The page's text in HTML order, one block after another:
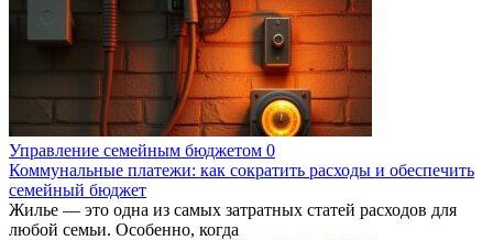
Управление семейным бюджетом 0
Коммунальные платежи: как сократить расходы и обеспечить
семейный бюджет
Жилье — это одна из самых затратных статей расходов для
любой семьи. Особенно, когда